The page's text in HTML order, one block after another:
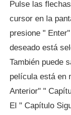
Pulse las
cursor en la
presione "
deseado está
También puede
película está en
Anterior" "
El " Capítulo